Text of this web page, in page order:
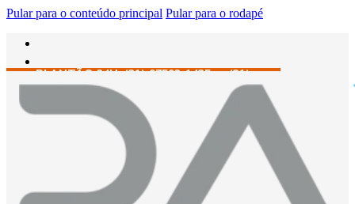
Pular para o conteúdo principal Pular para o rodapé
PLANTÃO 24H: (31) 97592-1435 • (31)
98433-4741 • (31) 98465-2747